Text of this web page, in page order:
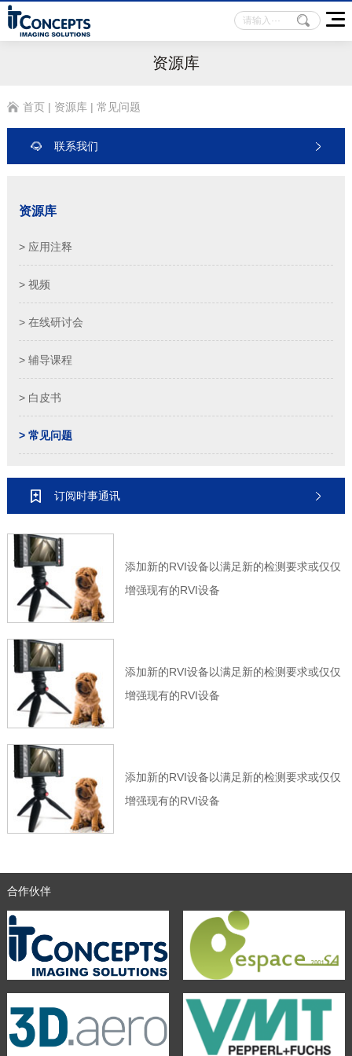
资源库
首页| 资源库| 常见问题
联系我们
资源库
> 应用注释
> 视频
> 在线研讨会
> 辅导课程
> 白皮书
> 常见问题
订阅时事通讯
添加新的RVI设备以满足新的检测要求或仅仅
增强现有的RVI设备
添加新的RVI设备以满足新的检测要求或仅仅
增强现有的RVI设备
添加新的RVI设备以满足新的检测要求或仅仅
增强现有的RVI设备
合作伙伴